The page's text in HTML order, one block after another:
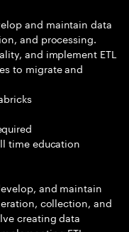
and maintain data
and processing.
and implement ETL
to migrate and
time education
and maintain
collection, and
creating data